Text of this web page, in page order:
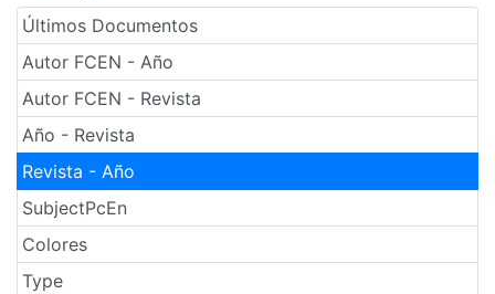
Últimos Documentos
Autor FCEN - Año
Autor FCEN - Revista
Año - Revista
Revista - Año
SubjectPcEn
Colores
Type